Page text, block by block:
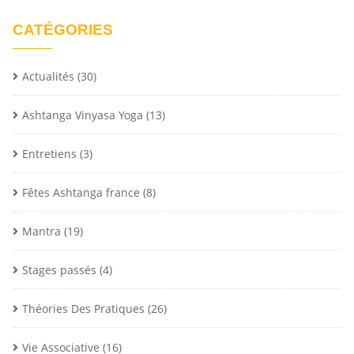
CATÉGORIES
Actualités (30)
Ashtanga Vinyasa Yoga (13)
Entretiens (3)
Fêtes Ashtanga france (8)
Mantra (19)
Stages passés (4)
Théories Des Pratiques (26)
Vie Associative (16)